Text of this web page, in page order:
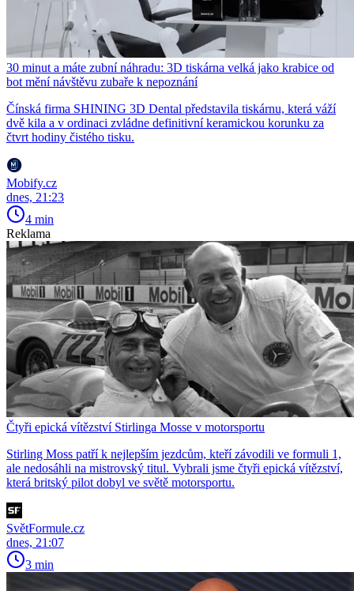
30 minut a máte zubní náhradu: 3D tiskárna velká jako krabice od
bot mění návštěvu zubaře k nepoznání
Čínská firma SHINING 3D Dental představila tiskárnu, která váží
dvě kila a v ordinaci zvládne definitivní keramickou korunku za
čtvrt hodiny čistého tisku.
Mobify.cz
dnes, 21:23
4 min
Reklama
Čtyři epická vítězství Stirlinga Mosse v motorsportu
Stirling Moss patří k nejlepším jezdcům, kteří závodili ve formuli 1,
ale nedosáhli na mistrovský titul. Vybrali jsme čtyři epická vítězství,
která britský pilot dobyl ve světě motorsportu.
SvětFormule.cz
dnes, 21:07
3 min